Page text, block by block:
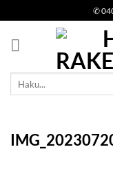
to
content
✆
Etsi: